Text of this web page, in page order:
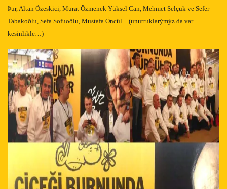
Þur, Altan Özeskici, Murat Özmenek Yüksel Can, Mehmet Selçuk ve Sefer
Tabakoðlu, Sefa Sofuoðlu, Mustafa Öncül…(unuttuklarýmýz da var
kesinlikle…)